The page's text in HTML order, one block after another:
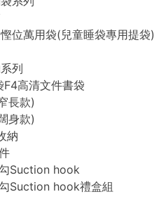
位萬用袋(兒童睡袋專用提袋)
列
高清文件書袋
長款)
身款)
納
Suction hook
Suction hook禮盒組